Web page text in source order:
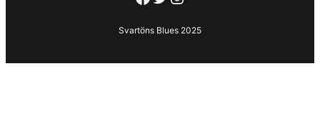
Svartöns Blues 2025